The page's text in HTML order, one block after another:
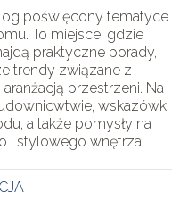
poświęcony tematyce
To miejsce, gdzie
praktyczne porady,
trendy związane z
przestrzeni. Na
wskazówki
a także pomysły na
i stylowego wnętrza.